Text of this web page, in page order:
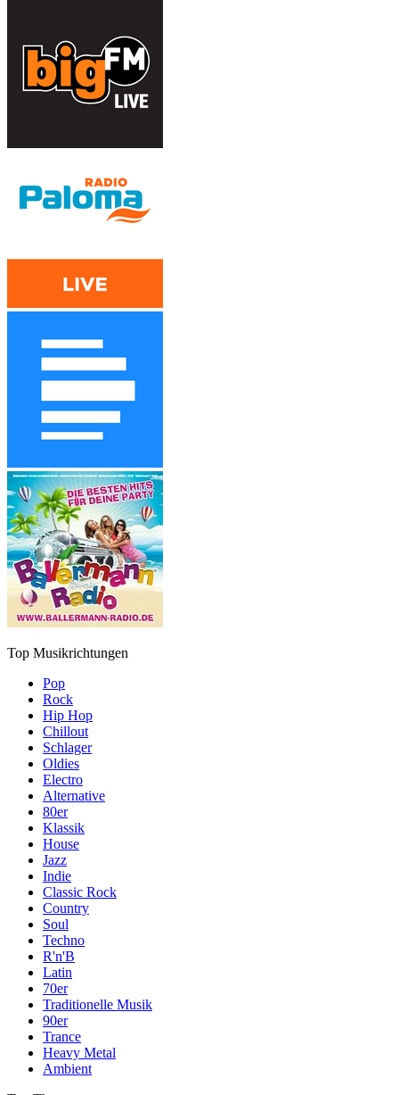
Top Musikrichtungen
Pop
Rock
Hip Hop
Chillout
Schlager
Oldies
Electro
Alternative
80er
Klassik
House
Jazz
Indie
Classic Rock
Country
Soul
Techno
R'n'B
Latin
70er
Traditionelle Musik
90er
Trance
Heavy Metal
Ambient